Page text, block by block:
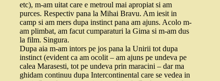
etc), m-am uitat care e metroul mai apropiat si am
purces. Respectiv pana la Mihai Bravu. Am iesit in
camp si am mers dupa instinct pana am ajuns. Acolo m-
am plimbat, am facut cumparaturi la Gima si m-am dus
la film. Singura.
Dupa aia m-am intors pe jos pana la Unirii tot dupa
instinct (evident ca am ocolit – am ajuns pe undeva pe
calea Marasesti, tot pe undeva prin maracini – dar ma
ghidam continuu dupa Intercontinental care se vedea in